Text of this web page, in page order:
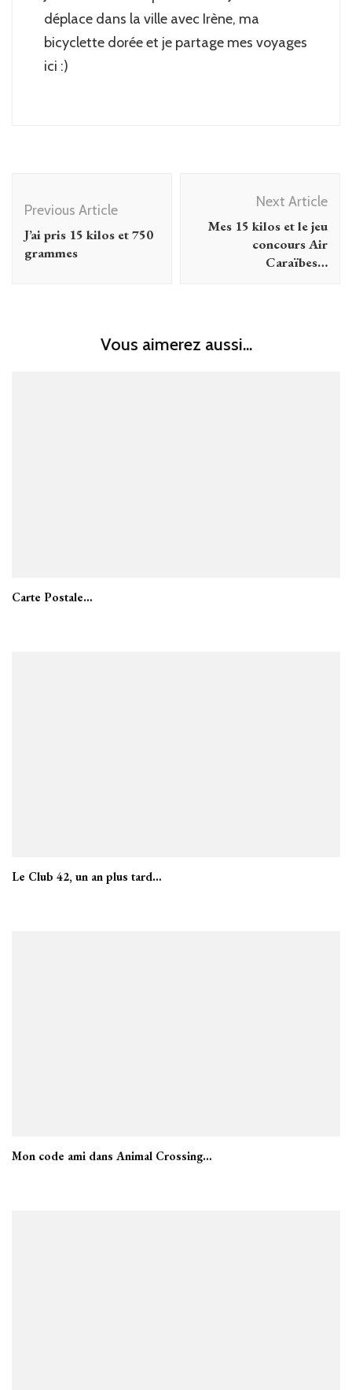
déplace dans la ville avec Irène, ma
bicyclette dorée et je partage mes voyages
ici :)
Navigation
Previous Article
J’ai pris 15 kilos et 750
grammes
Next Article
Mes 15 kilos et le jeu
concours Air
Caraïbes…
Vous aimerez aussi...
Carte Postale…
Le Club 42, un an plus tard…
Mon code ami dans Animal Crossing…